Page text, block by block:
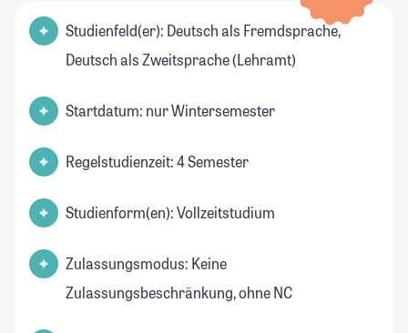
Studienfeld(er): Deutsch als Fremdsprache,
Deutsch als Zweitsprache (Lehramt)
Startdatum: nur Wintersemester
Regelstudienzeit: 4 Semester
Studienform(en): Vollzeitstudium
Zulassungsmodus: Keine
Zulassungsbeschränkung, ohne NC